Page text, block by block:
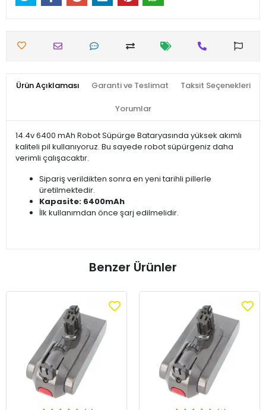
Ürün Açıklaması Garanti ve Teslimat Taksit Seçenekleri
Yorumlar
14.4v 6400 mAh Robot Süpürge Bataryasında yüksek akımlı
kaliteli pil kullanıyoruz. Bu sayede robot süpürgeniz daha
verimli çalışacaktır.
Sipariş verildikten sonra en yeni tarihli pillerle
üretilmektedir.
Kapasite: 6400mAh
İlk kullanımdan önce şarj edilmelidir.
Benzer Ürünler